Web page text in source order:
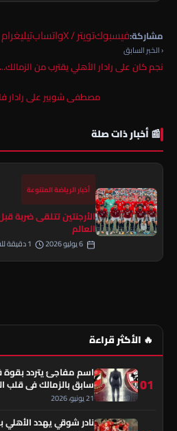
مشاركة:فيسبوكتويتر / X واتسابتيليغرام
‹ الخبر السابق
نجم كان على رادار الأهلي يقترب من
مصطفى شوبير على رادار
📰 أخبار ذات صلة
أخبار الرياضة المتنوعة
الأرجنتين تتلقى
العالم
🔥 الأكثر قراءة
01
اسم مفاجئ يتردد
سابق بالزمالك في قلب
21 يونيو، 2026
نادر شوقي يهدد الأهلي